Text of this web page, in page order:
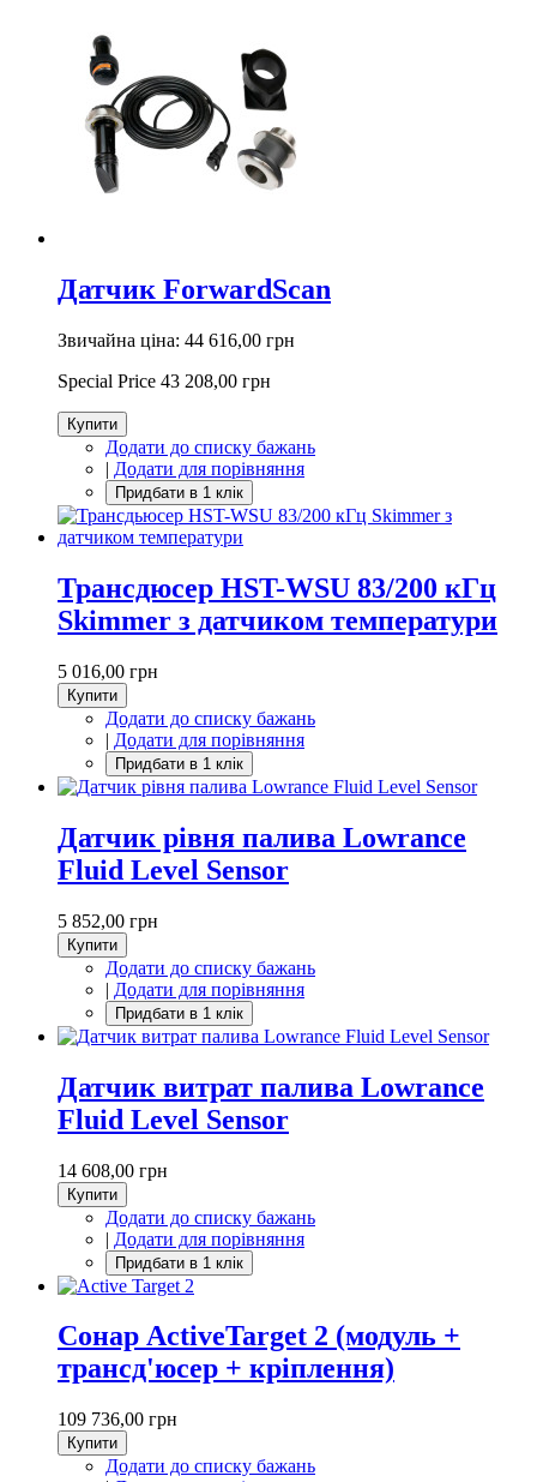
Датчик ForwardScan
Звичайна ціна: 44 616,00 грн
Special Price 43 208,00 грн
Купити
Додати до списку бажань
| Додати для порівняння
Трансдюсер HST-WSU 83/200 кГц
Skimmer з датчиком температури
5 016,00 грн
Купити
Додати до списку бажань
| Додати для порівняння
Датчик рівня палива Lowrance
Fluid Level Sensor
5 852,00 грн
Купити
Додати до списку бажань
| Додати для порівняння
Датчик витрат палива Lowrance
Fluid Level Sensor
14 608,00 грн
Купити
Додати до списку бажань
| Додати для порівняння
Cонар ActiveTarget 2 (модуль +
трансд'юсер + кріплення)
109 736,00 грн
Купити
Додати до списку бажань